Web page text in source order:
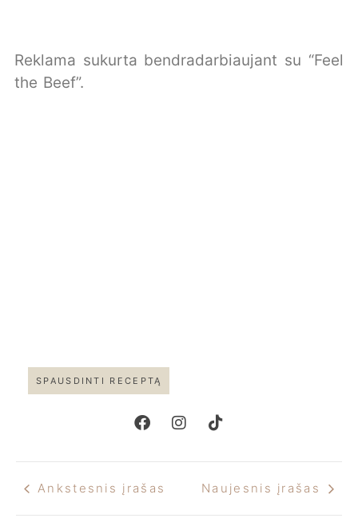
Reklama sukurta bendradarbiaujant su “Feel
the Beef”.
SPAUSDINTI RECEPTĄ
Ankstesnis įrašas Naujesnis įrašas